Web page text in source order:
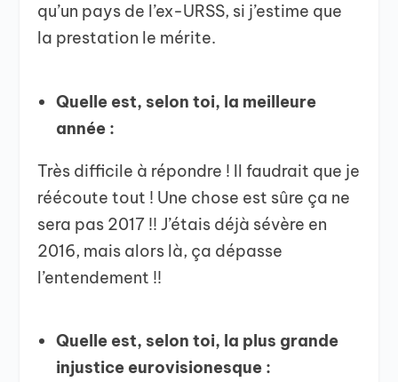
qu’un pays de l’ex-URSS, si j’estime que
la prestation le mérite.
Quelle est, selon toi, la meilleure
année :
Très difficile à répondre ! Il faudrait que je
réécoute tout ! Une chose est sûre ça ne
sera pas 2017 !! J’étais déjà sévère en
2016, mais alors là, ça dépasse
l’entendement !!
Quelle est, selon toi, la plus grande
injustice eurovisionesque :